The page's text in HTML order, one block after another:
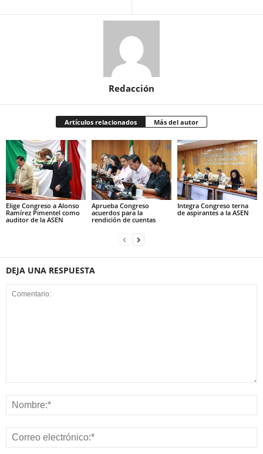
Redacción
Artículos relacionados Más del autor
Elige Congreso a Alonso
Ramírez Pimentel como
auditor de la ASEN
Aprueba Congreso
acuerdos para la
rendición de cuentas
Integra Congreso terna
de aspirantes a la ASEN
DEJA UNA RESPUESTA